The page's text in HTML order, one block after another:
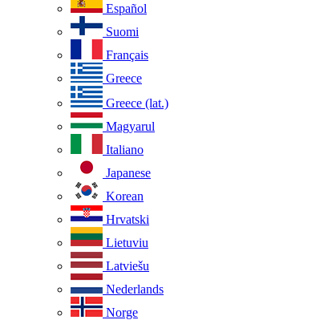
Español
Suomi
Français
Greece
Greece (lat.)
Magyarul
Italiano
Japanese
Korean
Hrvatski
Lietuviu
Latviešu
Nederlands
Norge